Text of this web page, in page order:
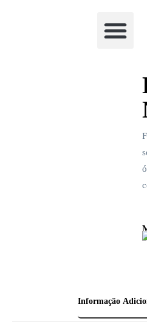
Informação